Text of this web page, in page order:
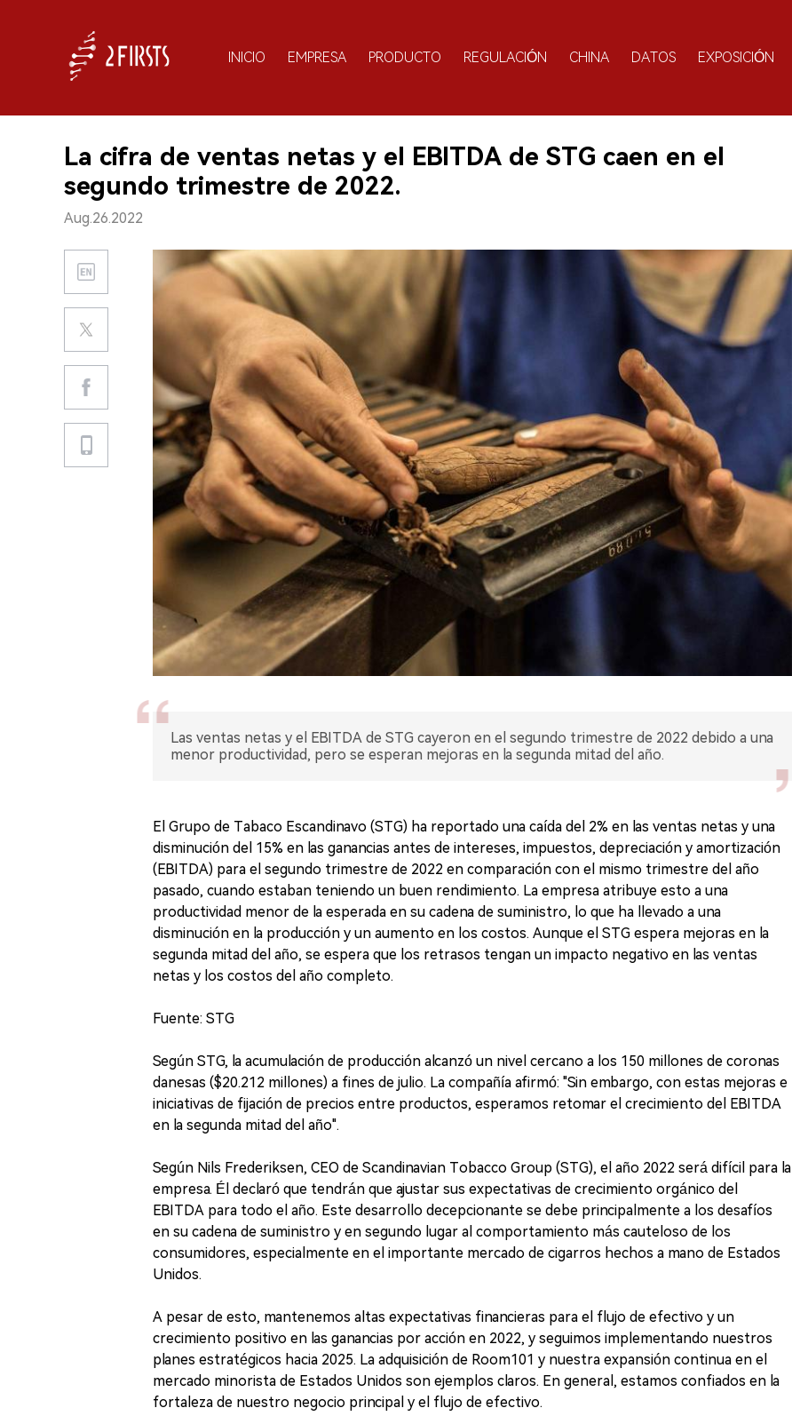
INICIO EMPRESA PRODUCTO REGULACIÓN CHINA DATOS EXPOSICIÓN
La cifra de ventas netas y el EBITDA de STG caen en el
segundo trimestre de 2022.
Aug.26.2022
Las ventas netas y el EBITDA de STG cayeron en el segundo trimestre de 2022 debido a una
menor productividad, pero se esperan mejoras en la segunda mitad del año.
El Grupo de Tabaco Escandinavo (STG) ha reportado una caída del 2% en las ventas netas y una
disminución del 15% en las ganancias antes de intereses, impuestos, depreciación y amortización
(EBITDA) para el segundo trimestre de 2022 en comparación con el mismo trimestre del año
pasado, cuando estaban teniendo un buen rendimiento. La empresa atribuye esto a una
productividad menor de la esperada en su cadena de suministro, lo que ha llevado a una
disminución en la producción y un aumento en los costos. Aunque el STG espera mejoras en la
segunda mitad del año, se espera que los retrasos tengan un impacto negativo en las ventas
netas y los costos del año completo.
Fuente: STG
Según STG, la acumulación de producción alcanzó un nivel cercano a los 150 millones de coronas
danesas ($20.212 millones) a fines de julio. La compañía afirmó: "Sin embargo, con estas mejoras e
iniciativas de fijación de precios entre productos, esperamos retomar el crecimiento del EBITDA
en la segunda mitad del año".
Según Nils Frederiksen, CEO de Scandinavian Tobacco Group (STG), el año 2022 será difícil para la
empresa. Él declaró que tendrán que ajustar sus expectativas de crecimiento orgánico del
EBITDA para todo el año. Este desarrollo decepcionante se debe principalmente a los desafíos
en su cadena de suministro y en segundo lugar al comportamiento más cauteloso de los
consumidores, especialmente en el importante mercado de cigarros hechos a mano de Estados
Unidos.
A pesar de esto, mantenemos altas expectativas financieras para el flujo de efectivo y un
crecimiento positivo en las ganancias por acción en 2022, y seguimos implementando nuestros
planes estratégicos hacia 2025. La adquisición de Room101 y nuestra expansión continua en el
mercado minorista de Estados Unidos son ejemplos claros. En general, estamos confiados en la
fortaleza de nuestro negocio principal y el flujo de efectivo.